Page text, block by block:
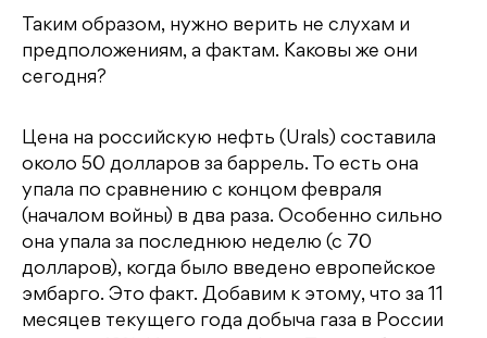
Таким образом, нужно верить не слухам и
предположениям, а фактам. Каковы же они
сегодня?
Цена на российскую нефть (Urals) составила
около 50 долларов за баррель. То есть она
упала по сравнению с концом февраля
(началом войны) в два раза. Особенно сильно
она упала за последнюю неделю (с 70
долларов), когда было введено европейское
эмбарго. Это факт. Добавим к этому, что за 11
месяцев текущего года добыча газа в России